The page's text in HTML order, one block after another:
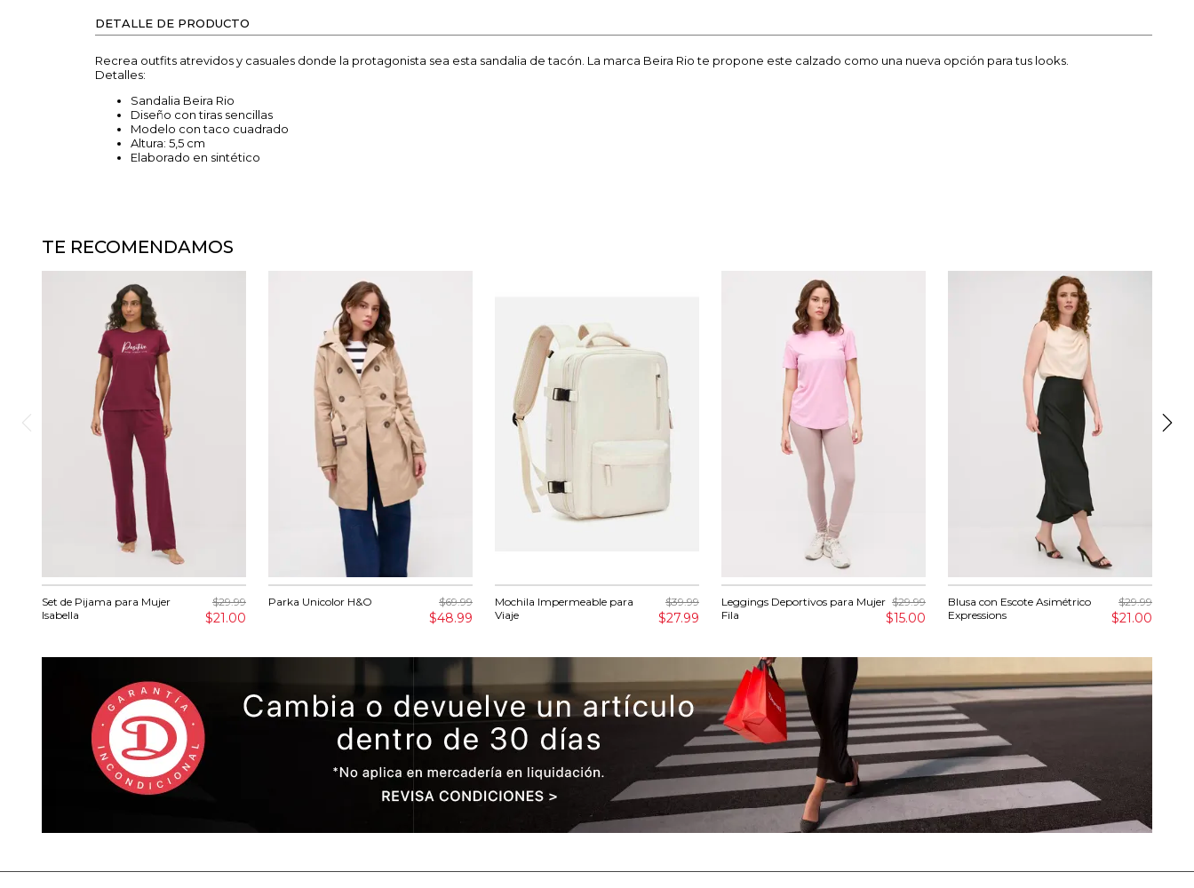
DETALLE DE PRODUCTO
Recrea outfits atrevidos y casuales donde la protagonista sea esta sandalia de tacón. La marca Beira Rio te propone este calzado como una nueva opción para tus looks.
Detalles:
Sandalia Beira Rio
Diseño con tiras sencillas
Modelo con taco cuadrado
Altura: 5,5 cm
Elaborado en sintético
TE RECOMENDAMOS
Set de Pijama para Mujer
Isabella
$29.99
$21.00
Parka Unicolor H&O $69.99
$48.99
Mochila Impermeable para
Viaje
$39.99
$27.99
Leggings Deportivos para Mujer
Fila
$29.99
$15.00
Blusa con Escote Asimétrico
Expressions
$29.99
$21.00